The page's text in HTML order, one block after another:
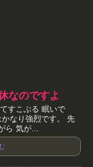
なのですよ
すこぶる 眠いで
なり強烈です。 先
ら 気が...